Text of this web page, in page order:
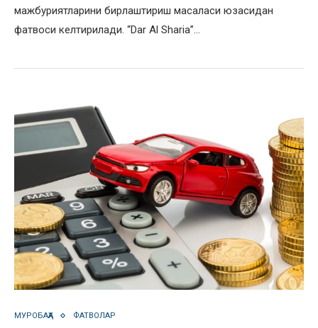
мажбуриятларини бирлаштириш масаласи юзасидан
фатвоси келтирилади. “Dar Al Sharia”…
МУРОБАҲА ФАТВОЛАР